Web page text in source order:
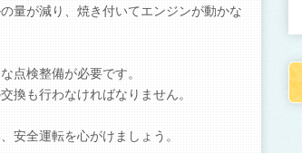
量が減り、焼き付いてエンジンが動かな
点検整備が必要です。
換も行わなければなりません。
安全運転を心がけましょう。